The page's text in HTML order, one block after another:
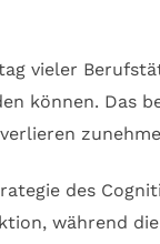
vieler
können. Das
des
während